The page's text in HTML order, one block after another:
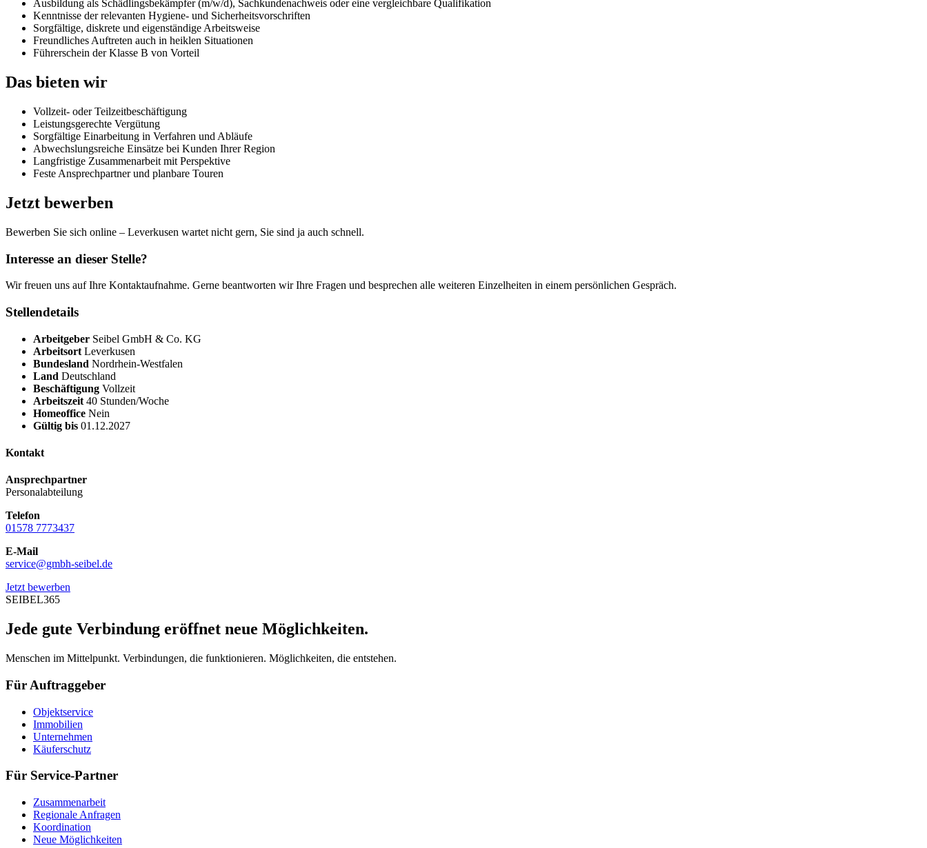
Ausbildung als Schädlingsbekämpfer (m/w/d), Sachkundenachweis oder eine vergleichbare Qualifikation
Kenntnisse der relevanten Hygiene- und Sicherheitsvorschriften
Sorgfältige, diskrete und eigenständige Arbeitsweise
Freundliches Auftreten auch in heiklen Situationen
Führerschein der Klasse B von Vorteil
Das bieten wir
Vollzeit- oder Teilzeitbeschäftigung
Leistungsgerechte Vergütung
Sorgfältige Einarbeitung in Verfahren und Abläufe
Abwechslungsreiche Einsätze bei Kunden Ihrer Region
Langfristige Zusammenarbeit mit Perspektive
Feste Ansprechpartner und planbare Touren
Jetzt bewerben
Bewerben Sie sich online – Leverkusen wartet nicht gern, Sie sind ja auch schnell.
Interesse an dieser Stelle?
Wir freuen uns auf Ihre Kontaktaufnahme. Gerne beantworten wir Ihre Fragen und besprechen alle weiteren Einzelheiten in einem persönlichen Gespräch.
Stellendetails
Arbeitgeber Seibel GmbH & Co. KG
Arbeitsort Leverkusen
Bundesland Nordrhein-Westfalen
Land Deutschland
Beschäftigung Vollzeit
Arbeitszeit 40 Stunden/Woche
Homeoffice Nein
Gültig bis 01.12.2027
Kontakt
Ansprechpartner
Personalabteilung
Telefon
01578 7773437
E-Mail
service@gmbh-seibel.de
Jetzt bewerben
SEIBEL365
Jede gute Verbindung eröffnet neue Möglichkeiten.
Menschen im Mittelpunkt. Verbindungen, die funktionieren. Möglichkeiten, die entstehen.
Für Auftraggeber
Objektservice
Immobilien
Unternehmen
Käuferschutz
Für Service-Partner
Zusammenarbeit
Regionale Anfragen
Koordination
Neue Möglichkeiten